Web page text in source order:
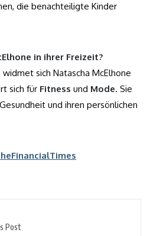
die benachteiligte Kinder
in ihrer Freizeit?
sich Natascha McElhone
sich für Fitness und Mode. Sie
und ihren persönlichen
Post